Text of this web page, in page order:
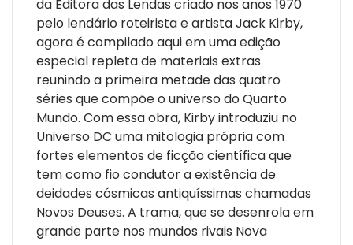
da Editora das Lendas criado nos anos 1970
pelo lendário roteirista e artista Jack Kirby,
agora é compilado aqui em uma edição
especial repleta de materiais extras
reunindo a primeira metade das quatro
séries que compõe o universo do Quarto
Mundo. Com essa obra, Kirby introduziu no
Universo DC uma mitologia própria com
fortes elementos de ficção científica que
tem como fio condutor a existência de
deidades cósmicas antiquíssimas chamadas
Novos Deuses. A trama, que se desenrola em
grande parte nos mundos rivais Nova